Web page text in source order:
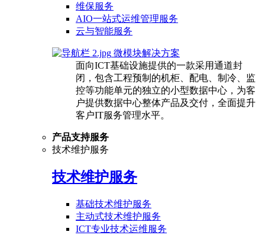
维保服务
AIO一站式运维管理服务
云与智能服务
微模块解决方案
面向ICT基础设施提供的一款采用通道封
闭，包含工程预制的机柜、配电、制冷、监
控等功能单元的独立的小型数据中心，为客
户提供数据中心整体产品及交付，全面提升
客户IT服务管理水平。
产品支持服务
技术维护服务
技术维护服务
基础技术维护服务
主动式技术维护服务
ICT专业技术运维服务